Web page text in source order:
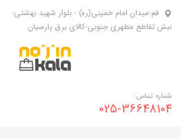
قم-میدان امام خمینی(ره) - بلوار شهید بهشتی-
نبش تقاطع مطهری جنوبی-کالای برق پارسیان
شماره تماس:
025-36648104